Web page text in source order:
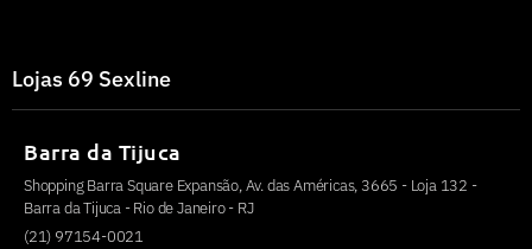
Lojas 69 Sexline
Barra da Tijuca
Shopping Barra Square Expansão, Av. das Américas, 3665 - Loja 132 -
Barra da Tijuca - Rio de Janeiro - RJ
(21) 97154-0021